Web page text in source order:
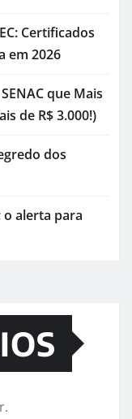
Certificados
em 2026
que Mais
de R$ 3.000!)
dos
alerta para